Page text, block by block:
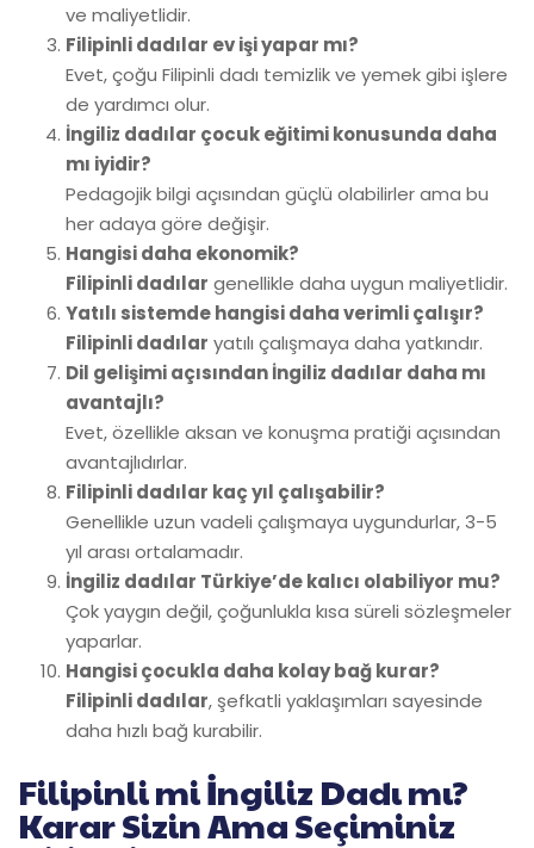
ve maliyetlidir.
Filipinli dadılar ev işi yapar mı?
Evet, çoğu Filipinli dadı temizlik ve yemek gibi işlere
de yardımcı olur.
İngiliz dadılar çocuk eğitimi konusunda daha
mı iyidir?
Pedagojik bilgi açısından güçlü olabilirler ama bu
her adaya göre değişir.
Hangisi daha ekonomik?
Filipinli dadılar genellikle daha uygun maliyetlidir.
Yatılı sistemde hangisi daha verimli çalışır?
Filipinli dadılar yatılı çalışmaya daha yatkındır.
Dil gelişimi açısından İngiliz dadılar daha mı
avantajlı?
Evet, özellikle aksan ve konuşma pratiği açısından
avantajlıdırlar.
Filipinli dadılar kaç yıl çalışabilir?
Genellikle uzun vadeli çalışmaya uygundurlar, 3-5
yıl arası ortalamadır.
İngiliz dadılar Türkiye’de kalıcı olabiliyor mu?
Çok yaygın değil, çoğunlukla kısa süreli sözleşmeler
yaparlar.
Hangisi çocukla daha kolay bağ kurar?
Filipinli dadılar, şefkatli yaklaşımları sayesinde
daha hızlı bağ kurabilir.
Filipinli mi İngiliz Dadı mı?
Karar Sizin Ama Seçiminiz